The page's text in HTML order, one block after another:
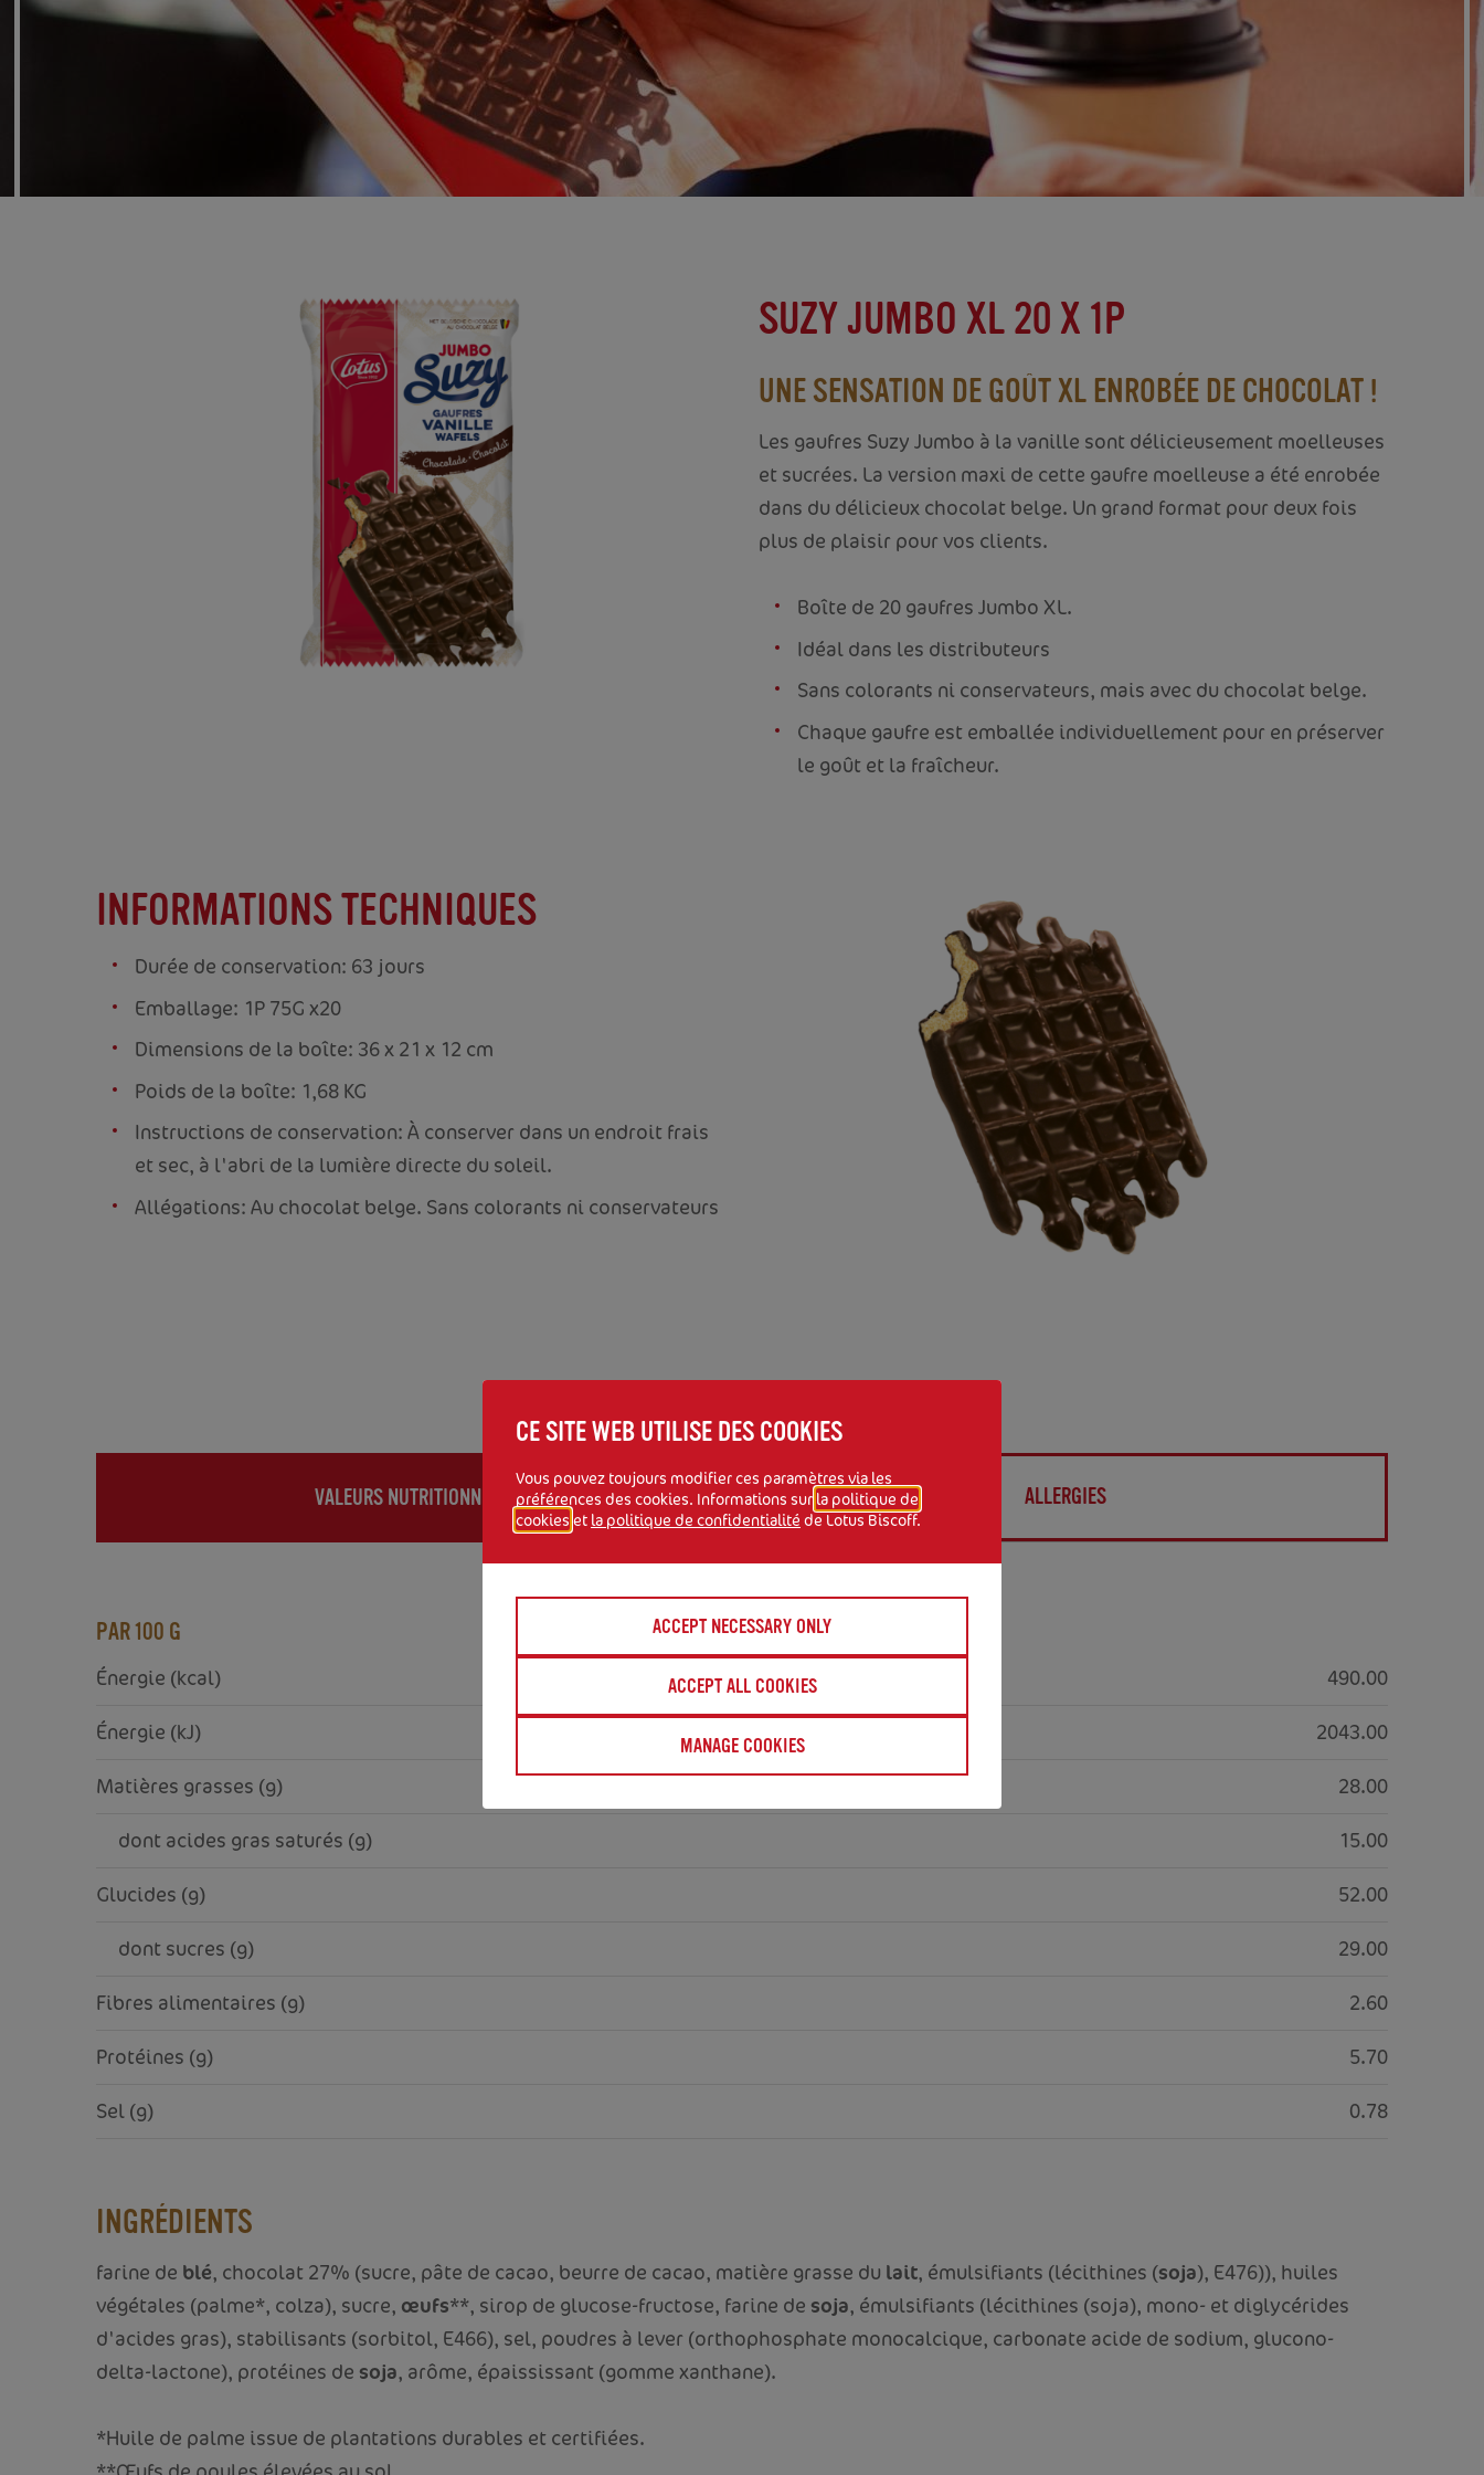
SUZY JUMBO XL 20 X 1P
UNE SENSATION DE GOÛT XL ENROBÉE DE CHOCOLAT !
Les gaufres Suzy Jumbo à la vanille sont délicieusement moelleuses
et sucrées. La version maxi de cette gaufre moelleuse a été enrobée
dans du délicieux chocolat belge. Un grand format pour deux fois
plus de plaisir pour vos clients.
Boîte de 20 gaufres Jumbo XL.
Idéal dans les distributeurs
Sans colorants ni conservateurs, mais avec du chocolat belge.
Chaque gaufre est emballée individuellement pour en préserver
le goût et la fraîcheur.
INFORMATIONS TECHNIQUES
Durée de conservation: 63 jours
Emballage: 1P 75G x20
Dimensions de la boîte: 36 x 21 x 12 cm
Poids de la boîte: 1,68 KG
Instructions de conservation: À conserver dans un endroit frais
et sec, à l'abri de la lumière directe du soleil.
Allégations: Au chocolat belge. Sans colorants ni conservateurs
VALEURS NUTRITIONNELLES
TAB)
ALLERGIES
PAR 100 G
Énergie (kcal) 490.00
Énergie (kJ) 2043.00
Matières grasses (g) 28.00
     dont acides gras saturés (g)
15.00
Glucides (g) 52.00
     dont sucres (g)
29.00
Fibres alimentaires (g) 2.60
Protéines (g) 5.70
Sel (g) 0.78
INGRÉDIENTS
farine de blé, chocolat 27% (sucre, pâte de cacao, beurre de cacao, matière grasse du lait, émulsifiants (lécithines (soja), E476)), huiles
végétales (palme*, colza), sucre, œufs**, sirop de glucose-fructose, farine de soja, émulsifiants (lécithines (soja), mono- et diglycérides
d'acides gras), stabilisants (sorbitol, E466), sel, poudres à lever (orthophosphate monocalcique, carbonate acide de sodium, glucono-
delta-lactone), protéines de soja, arôme, épaississant (gomme xanthane).
*Huile de palme issue de plantations durables et certifiées.
CE SITE WEB UTILISE DES COOKIES
Vous pouvez toujours modifier ces paramètres via les
préférences des cookies. Informations sur la politique de
cookies et la politique de confidentialité de Lotus Biscoff.
ACCEPT NECESSARY ONLY
ACCEPT ALL COOKIES
MANAGE COOKIES